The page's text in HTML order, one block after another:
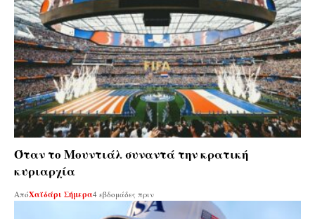
Όταν το Mουντιάλ συναντά την κρατική
κυριαρχία
ΑπόΧαϊδάρι Σήμερα4 εβδομάδες πριν